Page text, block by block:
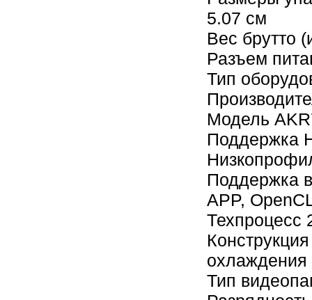
5.07 см
Вес брутто
Разъем
Тип
Модель
Поддержка
Поддержка
APP,
Техпроцесс
охлаждения
Тип